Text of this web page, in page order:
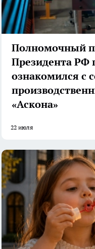
Полномочный
Президента РФ
ознакомился с
«Аскона»
22 июля